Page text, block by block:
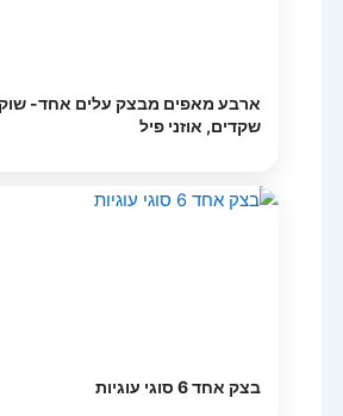
ארבע מאפים מבצק עלים אחד-
שקדים, אוזני פיל
בצק אחד 6 סוגי עוגיות